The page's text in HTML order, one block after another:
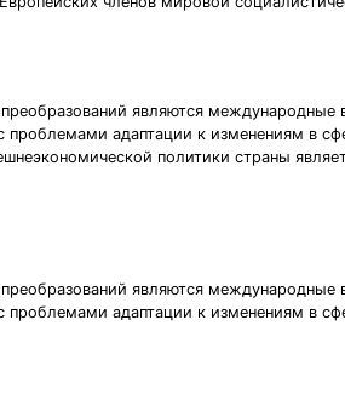
являются международные
адаптации к изменениям в
политики страны
являются международные
адаптации к изменениям в